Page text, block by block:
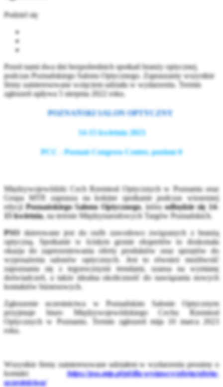
Podziel się
Przed nami dwa dni bezpośrednich spotkań branży optycznej,
podczas Poznańskiego Salonu Optycznego. Zapraszamy wszystkie
firmy zainteresowane wzięciem udziału w wydarzeniu. Termin
zgłoszeń upływa 5 sierpnia 2022 roku.
POZNAŃSKI SALON OPTYCZNY
14-15 kwietnia 2023
PCC - Poznań Congress Center, poziom 0
Międzywojewódzki Cech Rzemiosł Optycznych w Poznaniu oraz
Grupa MTP, zaprasza na kolejne spotkanie podczas wiosennej
edycjiPoznańskiego Salonu Optycznego, któraodbędzie się 14-
15 kwietnia, na terenie Międzynarodowych Targów Poznańskich.
PSOskierowane jest do osób zawodowo związanych z branżą
optyczną. Spotkanie w ścisłym gronie ekspertów to doskonała
okazja do zaprezentowania oferty produktów oraz sprzętów do
wyposażenia salonów optycznych. Jest to również możliwość
zapoznania się z tegorocznymi trendami, szansa na wymianę
doświadczeń, a także idealna okoliczność do nawiązania nowych
kontaktów biznesowych.
Zgłoszenie uczestnictwa w Poznańskim Salonie Optycznym
przyjmuje biuro Międzywojewódzkiego Cechu Rzemiosł
Optycznych w Poznaniu. Termin zgłoszeń mija 10 marca 2023
roku.
Wszystkie firmy zainteresowane udziałem w wydarzeniu prosimy o
kontakt:https://pso.mtp.pl/pl/dla-wystawcy/oferta/oferta-
uczestnictwa/